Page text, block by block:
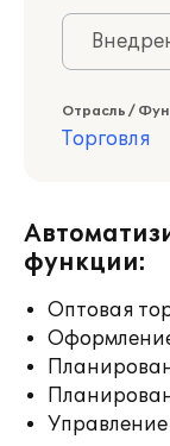
Отрасль /
Торговля
функции:
Оптовая